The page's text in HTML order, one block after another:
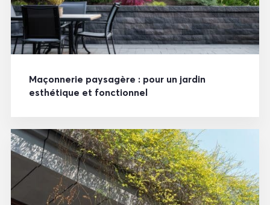
Maçonnerie paysagère : pour un jardin
esthétique et fonctionnel